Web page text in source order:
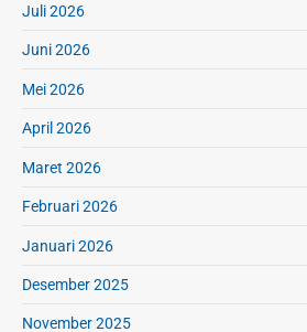
i
g
g
n
Juli 2026
Juni 2026
Mei 2026
April 2026
Maret 2026
Februari 2026
Januari 2026
Desember 2025
November 2025